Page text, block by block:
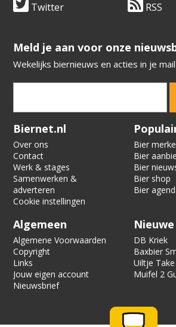
Twitter RSS
​​​​​​​Meld je aan voor onze
Wekelijks biernieuws en acties in je mail
Verification code:
Biernet.nl
Over ons
Contact
Werk & stages
Samenwerken &
adverteren
Cookie instellingen
Bier
Bier
Bier
Bier shop
Bier
Algemeen
Algemene Voorwaarden
Copyright
Links
Jouw eigen account
Nieuwsbrief
DB Kriek
Baxbier
Strata
Uiltje
the Hotel
Muifel 2